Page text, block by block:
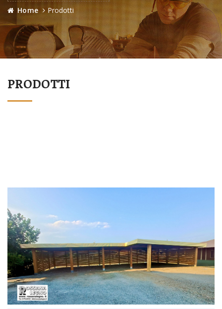
Home Prodotti
PRODOTTI
STRUTTURA